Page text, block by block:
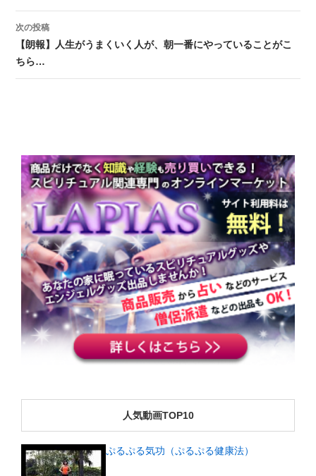
次の投稿
【朗報】人生がうまくいく人が、朝一番にやっていることがこ
ちら…
人気動画TOP10
ぷるぷる気功（ぷるぷる健康法）